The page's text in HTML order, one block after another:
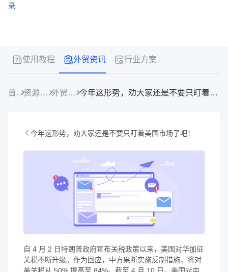
心
录
使用教程 外贸资讯 行业方案
首页 资源中心 外贸资讯 今年这形势，劝大家还是不要只盯着美国市场了吧！
今年这形势，劝大家还是不要只盯着美国市场了吧！
自 4 月 2 日特朗普政府宣布关税政策以来，美国对华加征
关税不断升级。作为回应，中方果断实施反制措施，将对
美关税从 50% 提高至 84%。截至 4 月 10 日，美国对中